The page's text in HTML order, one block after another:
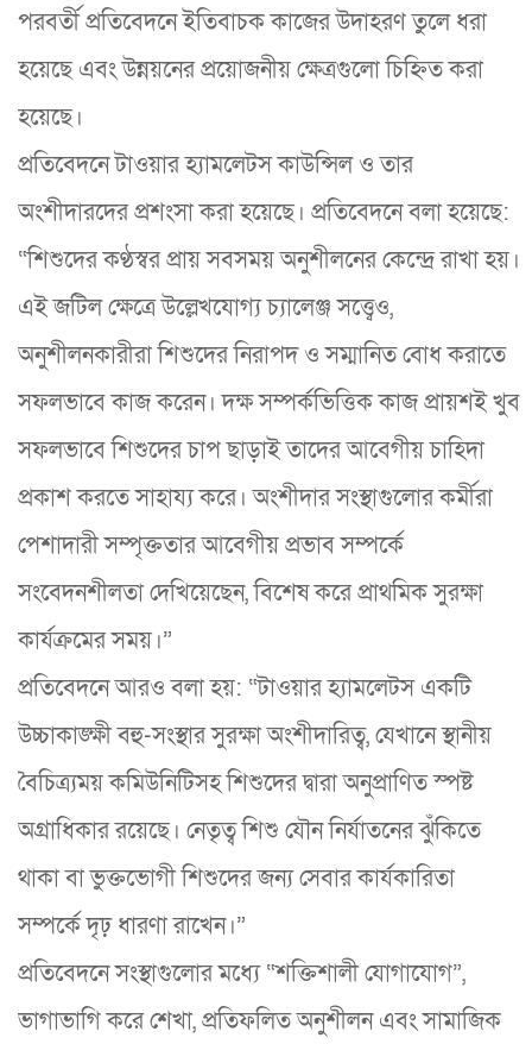
পরবর্তী প্রতিবেদনে ইতিবাচক কাজের উদাহরণ তুলে ধরা
হয়েছে এবং উন্নয়নের প্রয়োজনীয় ক্ষেত্রগুলো চিহ্নিত করা
হয়েছে।
প্রতিবেদনে টাওয়ার হ্যামলেটস কাউন্সিল ও তার
অংশীদারদের প্রশংসা করা হয়েছে। প্রতিবেদনে বলা হয়েছে:
“শিশুদের কণ্ঠস্বর প্রায় সবসময় অনুশীলনের কেন্দ্রে রাখা হয়।
এই জটিল ক্ষেত্রে উল্লেখযোগ্য চ্যালেঞ্জ সত্ত্বেও,
অনুশীলনকারীরা শিশুদের নিরাপদ ও সম্মানিত বোধ করাতে
সফলভাবে কাজ করেন। দক্ষ সম্পর্কভিত্তিক কাজ প্রায়শই খুব
সফলভাবে শিশুদের চাপ ছাড়াই তাদের আবেগীয় চাহিদা
প্রকাশ করতে সাহায্য করে। অংশীদার সংস্থাগুলোর কর্মীরা
পেশাদারী সম্পৃক্ততার আবেগীয় প্রভাব সম্পর্কে
সংবেদনশীলতা দেখিয়েছেন, বিশেষ করে প্রাথমিক সুরক্ষা
কার্যক্রমের সময়।”
প্রতিবেদনে আরও বলা হয়: “টাওয়ার হ্যামলেটস একটি
উচ্চাকাঙ্ক্ষী বহু-সংস্থার সুরক্ষা অংশীদারিত্ব, যেখানে স্থানীয়
বৈচিত্র্যময় কমিউনিটিসহ শিশুদের দ্বারা অনুপ্রাণিত স্পষ্ট
অগ্রাধিকার রয়েছে। নেতৃত্ব শিশু যৌন নির্যাতনের ঝুঁকিতে
থাকা বা ভুক্তভোগী শিশুদের জন্য সেবার কার্যকারিতা
সম্পর্কে দৃঢ় ধারণা রাখেন।”
প্রতিবেদনে সংস্থাগুলোর মধ্যে “শক্তিশালী যোগাযোগ”,
ভাগাভাগি করে শেখা, প্রতিফলিত অনুশীলন এবং সামাজিক